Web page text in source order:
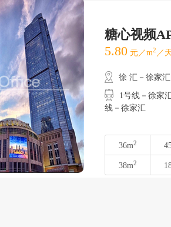
糖心视频
5.80 元／m2 ／
徐 汇－徐家汇
1号线－徐家汇
线－徐家汇
36m2
38m2